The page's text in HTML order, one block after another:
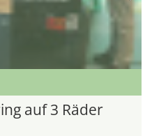
auf 3 Räder